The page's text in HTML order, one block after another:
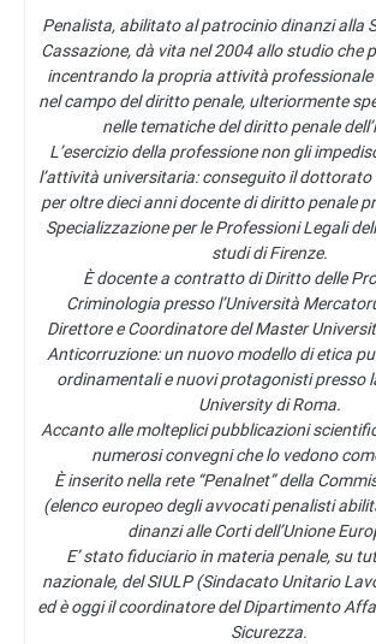
Penalista, abilitato al patrocinio dinanzi alla
Cassazione, dà vita nel 2004 allo studio che
incentrando la propria attività professionale
nel campo del diritto penale, ulteriormente
nelle tematiche del diritto penale
L’esercizio della professione non gli
l’attività universitaria: conseguito il dottorato
per oltre dieci anni docente di diritto penale
Specializzazione per le Professioni Legali
studi di Firenze.
È docente a contratto di Diritto delle
Criminologia presso l’Università
Direttore e Coordinatore del Master
Anticorruzione: un nuovo modello di etica
ordinamentali e nuovi protagonisti presso
University di Roma.
Accanto alle molteplici pubblicazioni
numerosi convegni che lo vedono
È inserito nella rete “Penalnet” della
(elenco europeo degli avvocati penalisti
dinanzi alle Corti dell’Unione
E’ stato fiduciario in materia penale, su
nazionale, del SIULP (Sindacato Unitario
ed è oggi il coordinatore del Dipartimento
Sicurezza.